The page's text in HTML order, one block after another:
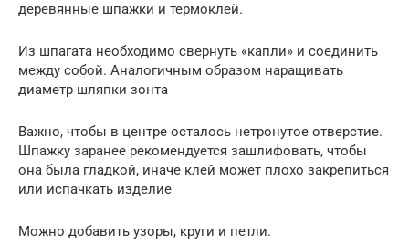
деревянные шпажки и термоклей.
Из шпагата необходимо свернуть «капли» и соединить
между собой. Аналогичным образом наращивать
диаметр шляпки зонта
Важно, чтобы в центре осталось нетронутое отверстие.
Шпажку заранее рекомендуется зашлифовать, чтобы
она была гладкой, иначе клей может плохо закрепиться
или испачкать изделие
Можно добавить узоры, круги и петли.